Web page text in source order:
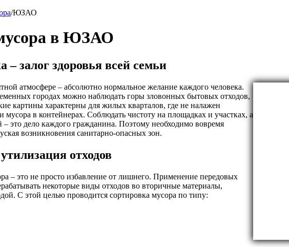
/ЮЗАО
в ЮЗАО
– залог здоровья всей семьи
атмосфере – абсолютно нормальное желание каждого человека.
городах можно наблюдать горы зловонных бытовых отходов,
картины характерны для жилых кварталов, где не налажен
в контейнерах. Соблюдать чистоту на площадках и участках, а
это дело каждого гражданина. Поэтому необходимо вовремя
возникновения санитарно-опасных зон.
отходов
– это не просто избавление от лишнего. Применение передовых
некоторые виды отходов во вторичные материалы,
С этой целью проводится сортировка мусора по типу: